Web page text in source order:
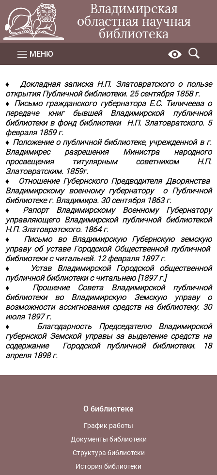
Владимирская
областная научная
библиотека
МЕНЮ
♦ Докладная записка Н.П. Златовратского о пользе
открытия Публичной библиотеки. 25 сентября 1858 г.
♦ Письмо гражданского губернатора Е.С. Тиличеева о
передаче книг бывшей Владимирской публичной
библиотеки в фонд библиотеки Н.П. Златовратского. 5
февраля 1859 г.
♦ Положение о публичной библиотеке, учрежденной в г.
Владимирес разрешения Министра народного
просвещения титулярным советником Н.П.
Златовратским. 1859г.
♦ Отношение Губернского Предводителя Дворянства
Владимирскому военному губернатору о Публичной
библиотеке г. Владимира. 30 сентября 1863 г.
♦ Рапорт Владимирскому Военному Губернатору
управляющего Владимирской публичной библиотекой
Н.П. Златовратского. 1864 г.
♦ Письмо во Владимирскую Губернскую земскую
управу об уставе Городской Общественной публичной
библиотеки с читальней. 12 февраля 1897 г.
♦ Устав Владимирской Городской общественной
публичной библиотеки с читальнею [1897 г.]
♦ Прошение Совета Владимирской публичной
библиотеки во Владимирскую Земскую управу о
возможности ассигнования средств на библиотеку. 30
июля 1897 г.
♦ Благодарность Председателю Владимирской
губернской Земской управы за выделение средств на
содержание Городской публичной библиотеки. 18
апреля 1898 г.
О библиотеке
График работы
Документы библиотеки
Структура библиотеки
История библиотеки